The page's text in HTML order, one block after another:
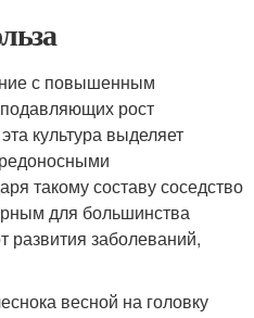
с повышенным
рост
культура выделяет
такому составу соседство
для большинства
развития заболеваний,
весной на головку